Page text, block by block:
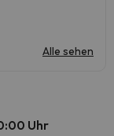
Alle sehen
Uhr